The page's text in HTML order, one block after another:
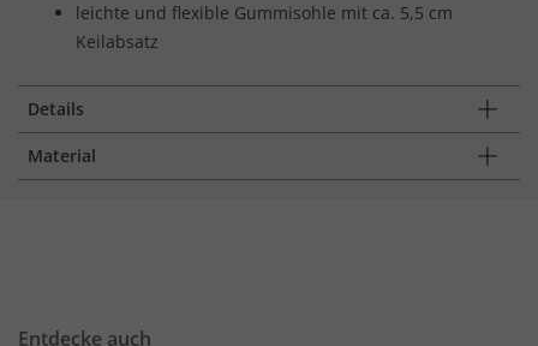
leichte und flexible Gummisohle mit ca. 5,5 cm
Keilabsatz
Details
Material
Entdecke auch